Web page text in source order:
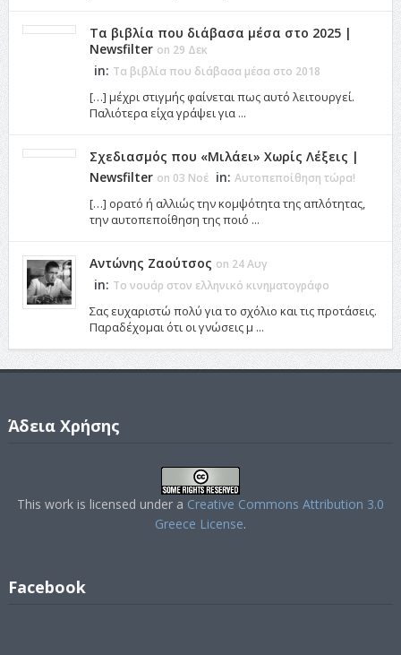
Τα βιβλία που διάβασα μέσα στο 2025 |
Newsfilter on 29 Δεκ
in: Τα βιβλία που διάβασα μέσα στο 2018
[…] μέχρι στιγμής φαίνεται πως αυτό λειτουργεί.
Παλιότερα είχα γράψει για ...
Σχεδιασμός που «Μιλάει» Χωρίς Λέξεις |
Newsfilter on 03 Νοέ in: Αυτοπεποίθηση τώρα!
[…] ορατό ή αλλιώς την κομψότητα της απλότητας,
την αυτοπεποίθηση της ποιό ...
Αντώνης Ζαούτσος on 24 Αυγ
in: Το νουάρ στον ελληνικό κινηματογράφο
Σας ευχαριστώ πολύ για το σχόλιο και τις προτάσεις.
Παραδέχομαι ότι οι γνώσεις μ ...
Άδεια Χρήσης
This work is licensed under a Creative Commons Attribution 3.0
Greece License.
Facebook